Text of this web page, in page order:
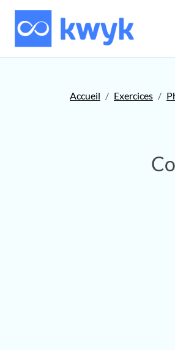
Accueil Exercices